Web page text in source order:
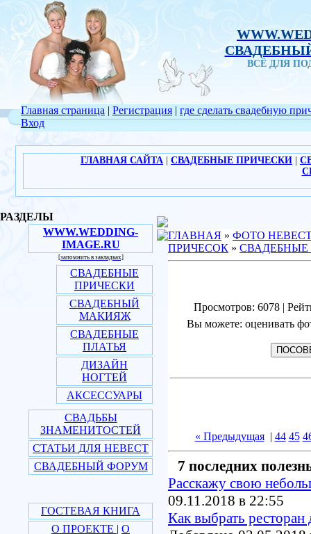
ВСЁ ДЛЯ
Главная страница | Регистрация |
Вход
где сделать свадебную
ГЛАВНАЯ САЙТА СВАДЕБНЫЕ ПРИЧЕСКИ
РАЗДЕЛЫ
WWW.WEDDING-
IMAGE.RU
[запомнить в закладках]
СВАДЕБНЫЕ
ПРИЧЕСКИ
СВАДЕБНЫЙ
МАКИЯЖ
СВАДЕБНЫЕ
ПЛАТЬЯ
ДИЗАЙН
НОГТЕЙ
АКСЕССУАРЫ
СВАДЬБЫ
ЗНАМЕНИТОСТЕЙ
СТАТЬИ ДЛЯ НЕВЕСТ
СВАДЕБНЫЙ ФОРУМ
ГОСТЕВАЯ КНИГА
О ПРОЕКТЕ | О
ГЛАВНАЯ » ФОТО
ПРИЧЕСОК »
Просмотров: 6078 |
Вы можете: оценивать
« Предыдущая| 44 45
7 последних
Расскажу свою
09.11.2018 в 22:55
Как выбрать